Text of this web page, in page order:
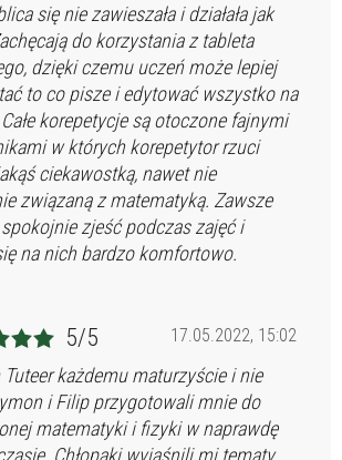
się nie zawieszała i działała jak
do korzystania z tableta
dzięki czemu uczeń może lepiej
to co pisze i edytować wszystko na
korepetycje są otoczone fajnymi
w których korepetytor rzuci
ciekawostką, nawet nie
związaną z matematyką. Zawsze
zjeść podczas zajęć i
na nich bardzo komfortowo.
17.05.2022, 15:02
5/5
każdemu maturzyście i nie
i Filip przygotowali mnie do
matematyki i fizyki w naprawdę
Chłopaki wyjaśnili mi tematy,